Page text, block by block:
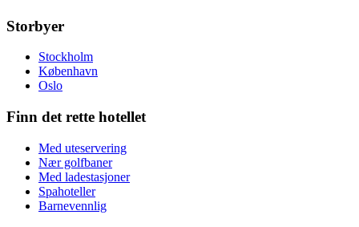
Storbyer
Stockholm
København
Oslo
Finn det rette hotellet
Med uteservering
Nær golfbaner
Med ladestasjoner
Spahoteller
Barnevennlig